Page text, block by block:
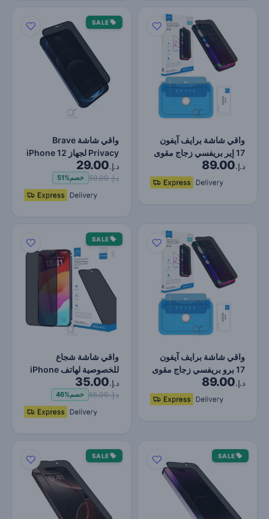
واقي شاشة برايف آيفون
17 إير بريفسي زجاج مقوى
– صلابة 9H، حماية…
د.إ.89.00
SALE
واقي شاشة Brave
Privacy لجهاز iPhone 12
Pro ، حماية ضد الصدمات
و…
د.إ.29.00
د.إ. 59.00 خصم51%
واقي شاشة برايف آيفون
17 برو بريفسي زجاج مقوى
– صلابة 9H، حماية…
د.إ.89.00
SALE
واقي شاشة شجاع
للخصوصية لهاتف iPhone
15 Pro، حماية من
الصدمات وا…
د.إ.35.00
د.إ. 65.00 خصم46%
SALE
SALE